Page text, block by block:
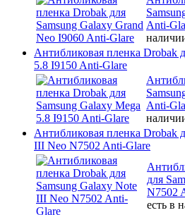
Anti-
Антибликовая пленка Drobak
5.8 I9150 Anti-Glare
Anti-
Антибликовая пленка Drobak
III Neo N7502 Anti-Glare
для
N7502
есть в